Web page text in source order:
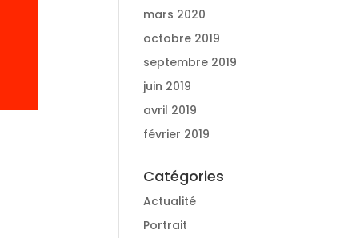
mars 2020
octobre 2019
septembre 2019
juin 2019
avril 2019
février 2019
Catégories
Actualité
Portrait